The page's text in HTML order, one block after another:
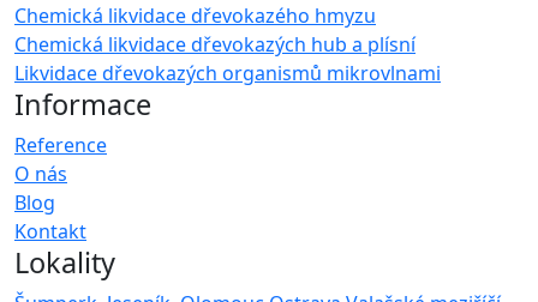
Chemická likvidace dřevokazého hmyzu
Chemická likvidace dřevokazých hub a plísní
Likvidace dřevokazých organismů mikrovlnami
Informace
Reference
O nás
Blog
Kontakt
Lokality